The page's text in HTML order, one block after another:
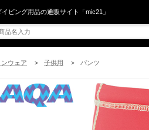
で[ AQA ] KW-4461N UV DRY ラッシュパン
イビング用品の通販サイト「mic21」
ンウェア > 子供用 > パンツ